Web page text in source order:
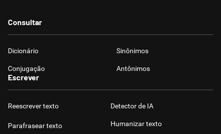
Consultar
Dicionário Sinônimos
Conjugação Antônimos
Escrever
Reescrever texto
Parafrasear texto
Detector de IA
Humanizar texto